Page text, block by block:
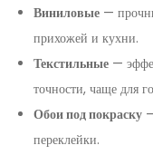
Виниловые —
прихожей и кухни.
Текстильные —
точности, чаще для
Обои под покраску
переклейки.